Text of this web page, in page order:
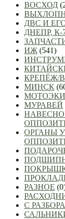
ВОСХОД
ДВС И
ДНЕПР, К-
ИЖ (541)
КРЕПЁЖ/
МИНСК
МУРАВЕЙ
ОРГАНЫ
РАЗНОЕ
С РАЗБОРА